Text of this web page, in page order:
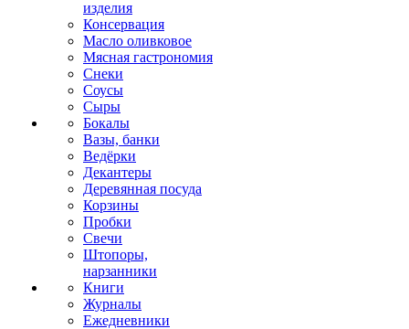
изделия
Консервация
Масло оливковое
Мясная гастрономия
Снеки
Соусы
Сыры
Бокалы
Вазы, банки
Ведёрки
Декантеры
Деревянная посуда
Корзины
Пробки
Свечи
Штопоры,
нарзанники
Книги
Журналы
Ежедневники